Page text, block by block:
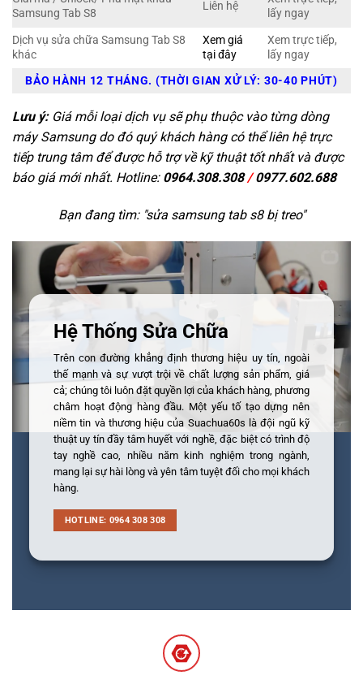
Samsung Tab S8
Liên hệ
lấy ngay
Dịch vụ sửa chữa Samsung Tab S8
khác
Xem giá
tại đây
Xem trực tiếp,
lấy ngay
BẢO HÀNH 12 THÁNG. (THỜI GIAN XỬ LÝ: 30-40 PHÚT)
Lưu ý:Giá mỗi loại dịch vụ sẽ phụ thuộc vào từng dòng
máy Samsung do đó quý khách hàng có thể liên hệ trực
tiếp trung tâm để được hỗ trợ về kỹ thuật tốt nhất và được
báo giá mới nhất. Hotline: 0964.308.308/0977.602.688
Bạn đang tìm: "sửa samsung tab s8 bị treo"
Hệ Thống Sửa Chữa
Trên con đường khẳng định thương hiệu uy tín, ngoài
thế mạnh và sự vượt trội về chất lượng sản phẩm, giá
cả; chúng tôi luôn đặt quyền lợi của khách hàng, phương
châm hoạt động hàng đầu. Một yếu tố tạo dựng nên
niềm tin và thương hiệu của Suachua60s là đội ngũ kỹ
thuật uy tín đầy tâm huyết với nghề, đặc biệt có trình độ
tay nghề cao, nhiều năm kinh nghiệm trong ngành,
mang lại sự hài lòng và yên tâm tuyệt đối cho mọi khách
hàng.
HOTLINE: 0964 308 308